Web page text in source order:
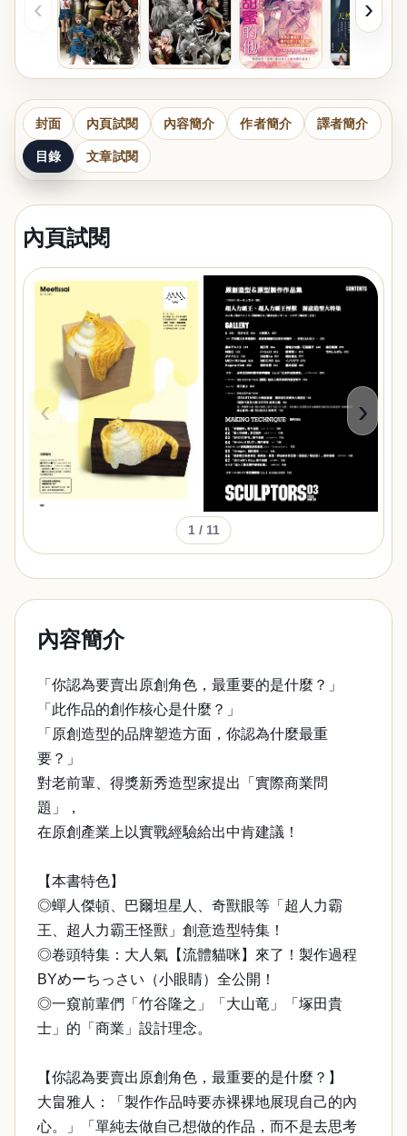
‹ ›
封面 內頁試閱 內容簡介 作者簡介 譯者簡介
目錄 文章試閱
內頁試閱
‹ ›
1/ 11
內容簡介
「你認為要賣出原創角色，最重要的是什麼？」
「此作品的創作核心是什麼？」
「原創造型的品牌塑造方面，你認為什麼最重
要？」
對老前輩、得獎新秀造型家提出「實際商業問
題」，
在原創產業上以實戰經驗給出中肯建議！
【本書特色】
◎蟬人傑頓、巴爾坦星人、奇獸眼等「超人力霸
王、超人力霸王怪獸」創意造型特集！
◎卷頭特集：大人氣【流體貓咪】來了！製作過程
BYめーちっさい（小眼睛）全公開！
◎一窺前輩們「竹谷隆之」「大山竜」「塚田貴
士」的「商業」設計理念。
【你認為要賣出原創角色，最重要的是什麼？】
大畠雅人：「製作作品時要赤裸裸地展現自己的內
心。」「單純去做自己想做的作品，而不是去思考